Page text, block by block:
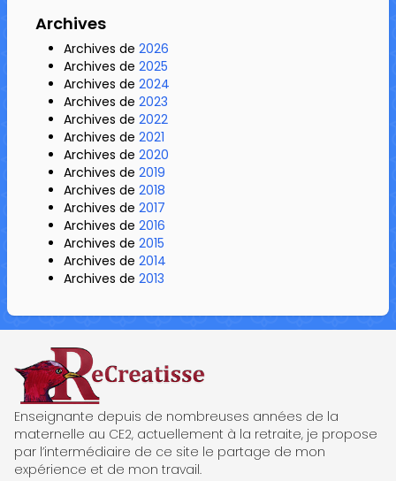
Archives
Archives de 2026
Archives de 2025
Archives de 2024
Archives de 2023
Archives de 2022
Archives de 2021
Archives de 2020
Archives de 2019
Archives de 2018
Archives de 2017
Archives de 2016
Archives de 2015
Archives de 2014
Archives de 2013
ReCreatisse
Enseignante depuis de nombreuses années de la
maternelle au CE2, actuellement à la retraite, je propose
par l’intermédiaire de ce site le partage de mon
expérience et de mon travail.